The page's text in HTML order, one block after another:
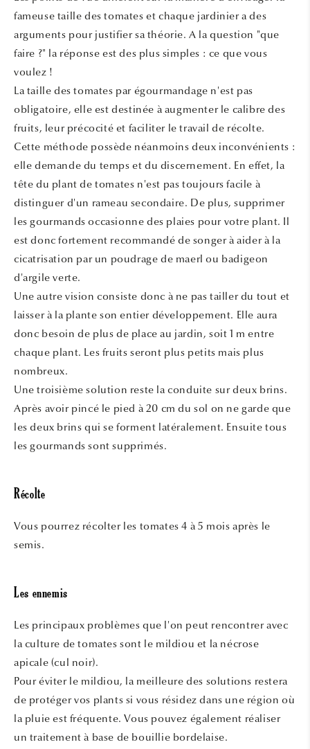
fameuse taille des tomates et chaque jardinier a des
arguments pour justifier sa théorie. A la question "que
faire ?" la réponse est des plus simples : ce que vous
voulez !
La taille des tomates par égourmandage n'est pas
obligatoire, elle est destinée à augmenter le calibre des
fruits, leur précocité et faciliter le travail de récolte.
Cette méthode possède néanmoins deux inconvénients :
elle demande du temps et du discernement. En effet, la
tête du plant de tomates n'est pas toujours facile à
distinguer d'un rameau secondaire. De plus, supprimer
les gourmands occasionne des plaies pour votre plant. Il
est donc fortement recommandé de songer à aider à la
cicatrisation par un poudrage de maerl ou badigeon
d'argile verte.
Une autre vision consiste donc à ne pas tailler du tout et
laisser à la plante son entier développement. Elle aura
donc besoin de plus de place au jardin, soit 1 m entre
chaque plant. Les fruits seront plus petits mais plus
nombreux.
Une troisième solution reste la conduite sur deux brins.
Après avoir pincé le pied à 20 cm du sol on ne garde que
les deux brins qui se forment latéralement. Ensuite tous
les gourmands sont supprimés.
Récolte
Vous pourrez récolter les tomates 4 à 5 mois après le
semis.
Les ennemis
Les principaux problèmes que l'on peut rencontrer avec
la culture de tomates sont le mildiou et la nécrose
apicale (cul noir).
Pour éviter le mildiou, la meilleure des solutions restera
de protéger vos plants si vous résidez dans une région où
la pluie est fréquente. Vous pouvez également réaliser
un traitement à base de bouillie bordelaise.